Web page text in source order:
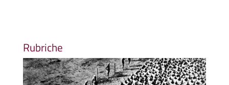
Rubriche